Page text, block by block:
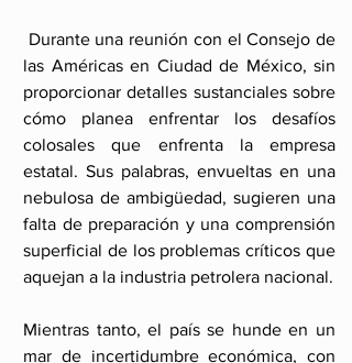
las Américas en Ciudad de México, sin
proporcionar detalles sustanciales sobre
cómo planea enfrentar los desafíos
colosales que enfrenta la empresa
estatal. Sus palabras, envueltas en una
nebulosa de ambigüedad, sugieren una
falta de preparación y una comprensión
superficial de los problemas críticos que
aquejan a la industria petrolera nacional.
Mientras tanto, el país se hunde en un
mar de incertidumbre económica, con